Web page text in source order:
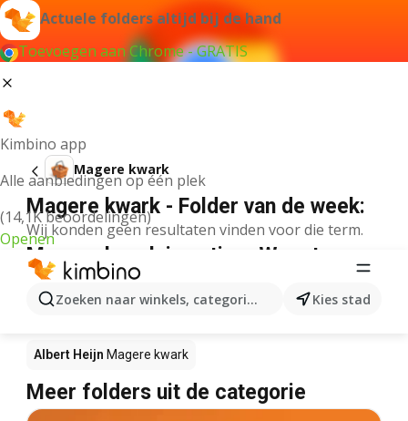
Actuele folders altijd bij de hand
Toevoegen aan Chrome - GRATIS
Kimbino app
Alle aanbiedingen op één plek
(14,1K beoordelingen)
Openen
Zoeken naar winkels, categorieën, producten...
Kies stad
Magere kwark
Magere kwark - Folder van de week:
Wij konden geen resultaten vinden voor die term.
Magere kwark in actie – Waar te
koop?
Albert Heijn Magere kwark
Meer folders uit de categorie